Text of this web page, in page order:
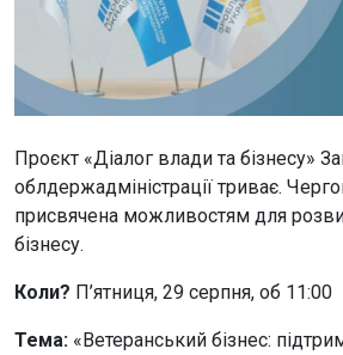
Проєкт «Діалог влади та бізнесу»
облдержадміністрації триває.
присвячена можливостям для
бізнесу.
Коли? П’ятниця, 29 серпня, об 11:00
Тема: «Ветеранський бізнес: